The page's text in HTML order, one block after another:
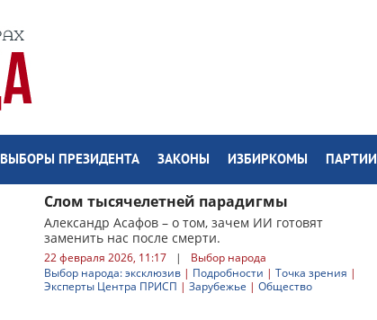
ВЫБОРЫ ПРЕЗИДЕНТА ЗАКОНЫ ИЗБИРКОМЫ ПАРТИИ
Слом тысячелетней парадигмы
Александр Асафов – о том, зачем ИИ готовят
заменить нас после смерти.
22 февраля 2026, 11:17 |
Выбор народа
Выбор народа: эксклюзив | Подробности | Точка зрения |
Эксперты Центра ПРИСП | Зарубежье | Общество